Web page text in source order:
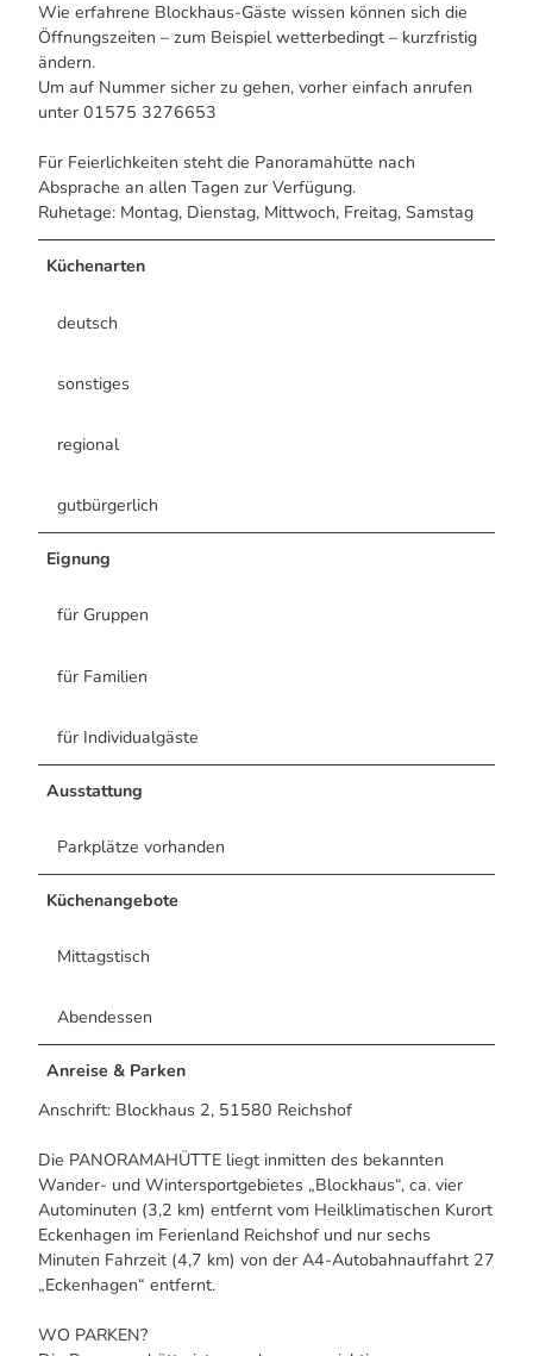
Wie erfahrene Blockhaus-Gäste wissen können sich die
Öffnungszeiten – zum Beispiel wetterbedingt – kurzfristig
ändern.
Um auf Nummer sicher zu gehen, vorher einfach anrufen
unter 01575 3276653
Für Feierlichkeiten steht die Panoramahütte nach
Absprache an allen Tagen zur Verfügung.
Ruhetage: Montag, Dienstag, Mittwoch, Freitag, Samstag
Küchenarten
deutsch
sonstiges
regional
gutbürgerlich
Eignung
für Gruppen
für Familien
für Individualgäste
Ausstattung
Parkplätze vorhanden
Küchenangebote
Mittagstisch
Abendessen
Anreise & Parken
Anschrift: Blockhaus 2, 51580 Reichshof
Die PANORAMAHÜTTE liegt inmitten des bekannten
Wander- und Wintersportgebietes „Blockhaus“, ca. vier
Autominuten (3,2 km) entfernt vom Heilklimatischen Kurort
Eckenhagen im Ferienland Reichshof und nur sechs
Minuten Fahrzeit (4,7 km) von der A4-Autobahnauffahrt 27
„Eckenhagen“ entfernt.
WO PARKEN?